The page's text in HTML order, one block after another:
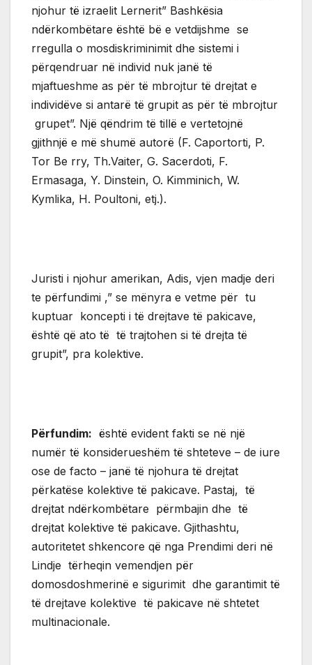
njohur të izraelit Lernerit” Bashkësia
ndërkombëtare është bë e vetdijshme se
rregulla o mosdiskriminimit dhe sistemi i
përqendruar në individ nuk janë të
mjaftueshme as për të mbrojtur të drejtat e
individëve si antarë të grupit as për të mbrojtur
grupet”. Një qëndrim të tillë e vertetojnë
gjithnjë e më shumë autorë (F. Caportorti, P.
Tor Be rry, Th.Vaiter, G. Sacerdoti, F.
Ermasaga, Y. Dinstein, O. Kimminich, W.
Kymlika, H. Poultoni, etj.).
Juristi i njohur amerikan, Adis, vjen madje deri
te përfundimi ,” se mënyra e vetme për tu
kuptuar koncepti i të drejtave të pakicave,
është që ato të të trajtohen si të drejta të
grupit”, pra kolektive.
Përfundim: është evident fakti se në një
numër të konsiderueshëm të shteteve – de iure
ose de facto – janë të njohura të drejtat
përkatëse kolektive të pakicave. Pastaj, të
drejtat ndërkombëtare përmbajin dhe të
drejtat kolektive të pakicave. Gjithashtu,
autoritetet shkencore që nga Prendimi deri në
Lindje tërheqin vemendjen për
domosdoshmerinë e sigurimit dhe garantimit të
të drejtave kolektive të pakicave në shtetet
multinacionale.